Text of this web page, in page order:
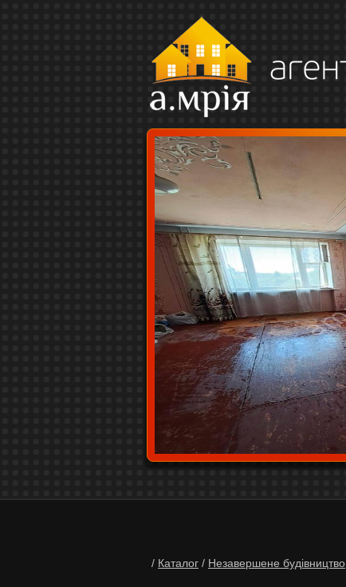
/ Каталог / Незавершене будівництво